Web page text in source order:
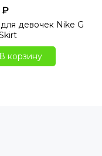
₽
девочек Nike G
В корзину